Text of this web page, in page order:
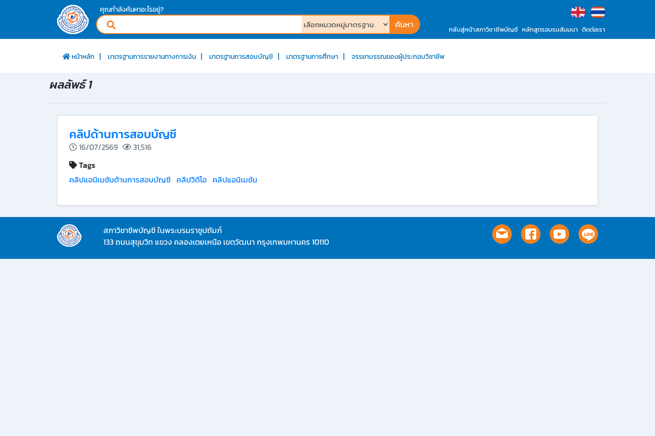
ค้นหา
คุณกำลังค้นหาอะไรอยู่?
กลับสู่หน้าสภาวิชาชีพบัญชี หลักสูตรอบรมสัมมนา ติดต่อเรา
หน้าหลัก มาตรฐานการรายงานทางการเงิน มาตรฐานการสอบบัญชี มาตรฐานการศึกษา จรรยาบรรณของผู้ประกอบวิชาชีพ
ผลลัพธ์ 1
คลิปด้านการสอบบัญชี
16/07/2569
31,516
Tags
คลิปแอนิเมชันด้านการสอบบัญชี คลิปวิดีโอ คลิปแอนิเมชัน
สภาวิชาชีพบัญชี ในพระบรมราชูปถัมภ์
133 ถนนสุขุมวิท แขวง คลองเตยเหนือ เขตวัฒนา กรุงเทพมหานคร 10110